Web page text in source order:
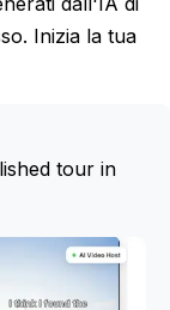
Inizia la tua
tour in